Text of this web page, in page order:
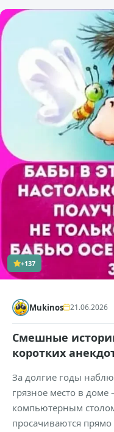
+137
Mukinos 21.06.2026
Смешные
коротких
За долгие годы
грязное место в
компьютерным
просачиваются